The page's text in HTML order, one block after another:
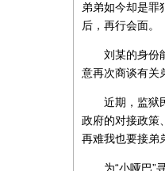
弟弟如今却是罪
后，再行会面。
刘某的身份
意再次商谈有关
近期，监狱
政府的对接政策
再难我也要接弟
为“小哑巴”